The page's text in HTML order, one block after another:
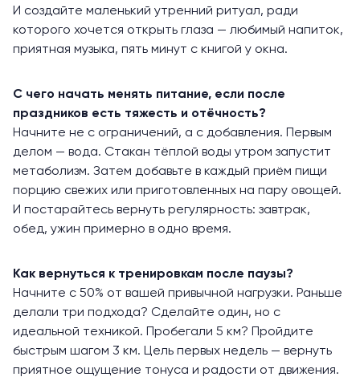
И создайте маленький утренний ритуал, ради
которого хочется открыть глаза — любимый напиток,
приятная музыка, пять минут с книгой у окна.
С чего начать менять питание, если после
праздников есть тяжесть и отёчность?
Начните не с ограничений, а с добавления. Первым
делом — вода. Стакан тёплой воды утром запустит
метаболизм. Затем добавьте в каждый приём пищи
порцию свежих или приготовленных на пару овощей.
И постарайтесь вернуть регулярность: завтрак,
обед, ужин примерно в одно время.
Как вернуться к тренировкам после паузы?
Начните с 50% от вашей привычной нагрузки. Раньше
делали три подхода? Сделайте один, но с
идеальной техникой. Пробегали 5 км? Пройдите
быстрым шагом 3 км. Цель первых недель — вернуть
приятное ощущение тонуса и радости от движения.